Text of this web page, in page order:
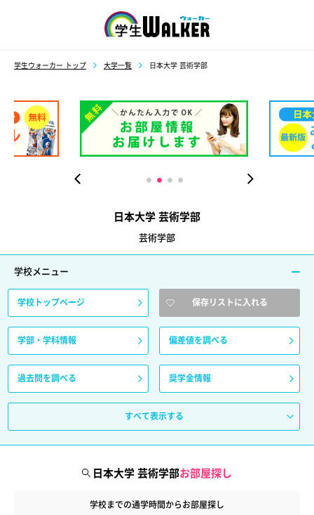
学生ウォーカー トップ 大学一覧 日本大学 芸術学部
日本大学 芸術学部
芸術学部
学校メニュー
学校トップページ 保存リストに入れる
学部・学科情報 偏差値を調べる
過去問を調べる 奨学金情報
すべて表示する
日本大学 芸術学部お部屋探し
学校までの通学時間からお部屋探し